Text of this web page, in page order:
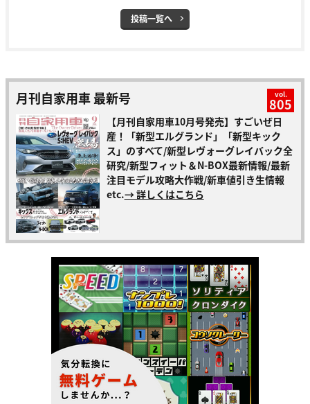
投稿一覧へ
月刊自家用車 最新号 vol.
805
【月刊自家用車10月号発売】すごいぜ日
産！「新型エルグランド」「新型キック
ス」のすべて/新型レヴォーグレイバック全
研究/新型フィット＆N-BOX最新情報/最新
注目モデル攻略大作戦/新車値引き生情報
etc.→ 詳しくはこちら